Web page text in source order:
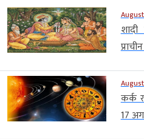
कर्क
17